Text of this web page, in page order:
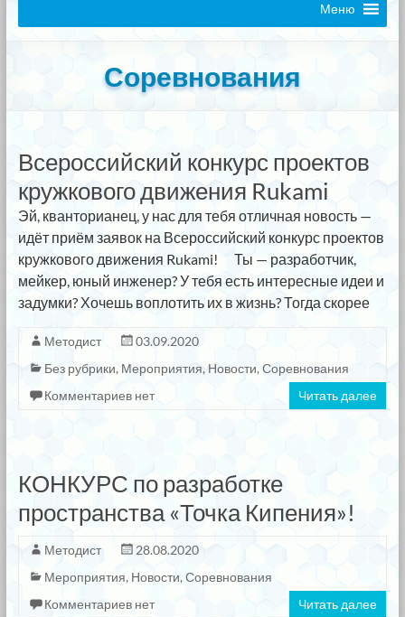
Меню
Соревнования
Всероссийский конкурс проектов
кружкового движения Rukami
Эй, кванторианец, у нас для тебя отличная новость —
идёт приём заявок на Всероссийский конкурс проектов
кружкового движения Rukami! ⠀ Ты — разработчик,
мейкер, юный инженер? У тебя есть интересные идеи и
задумки? Хочешь воплотить их в жизнь? Тогда скорее
Методист
03.09.2020
Без рубрики, Мероприятия, Новости, Соревнования
Комментариев нет
Читать далее
КОНКУРС по разработке
пространства «Точка Кипения»!
Методист
28.08.2020
Мероприятия, Новости, Соревнования
Комментариев нет
Читать далее